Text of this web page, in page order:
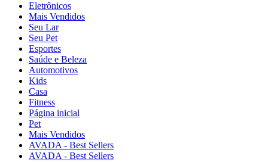
Eletrônicos
Mais Vendidos
Seu Lar
Seu Pet
Esportes
Saúde e Beleza
Automotivos
Kids
Casa
Fitness
Página inicial
Pet
Mais Vendidos
AVADA - Best Sellers
AVADA - Best Sellers